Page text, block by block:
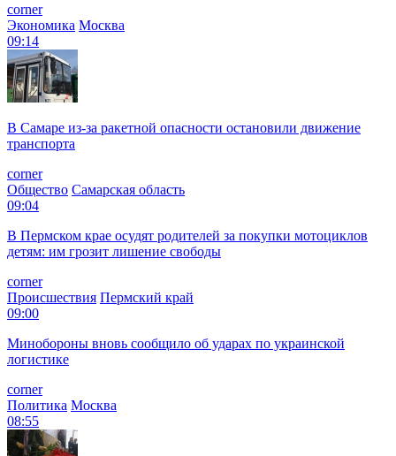
corner
Экономика Москва
09:14
В Самаре из-за ракетной опасности остановили движение
транспорта
corner
Общество Самарская область
09:04
В Пермском крае осудят родителей за покупки мотоциклов
детям: им грозит лишение свободы
corner
Происшествия Пермский край
09:00
Минобороны вновь сообщило об ударах по украинской
логистике
corner
Политика Москва
08:55